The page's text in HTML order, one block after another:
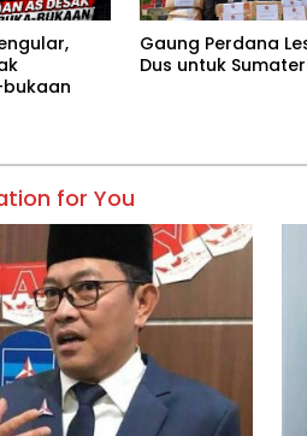
Gaung Perdana
Dus untuk
for You